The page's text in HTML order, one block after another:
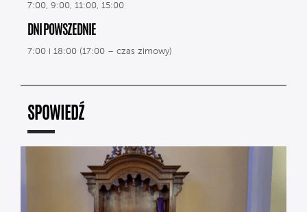
7:00, 9:00, 11:00, 15:00
DNI POWSZEDNIE
7:00 i 18:00 (17:00 – czas zimowy)
SPOWIEDŹ